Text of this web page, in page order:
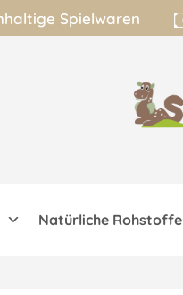
Spielwaren
Natürliche Rohstoffe